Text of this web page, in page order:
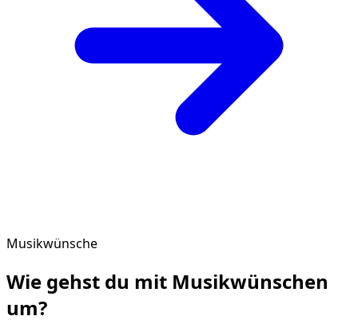
Musikwünsche
Wie gehst du mit Musikwünschen
um?